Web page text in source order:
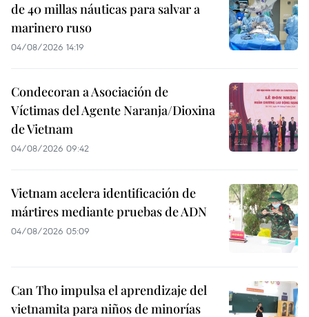
de 40 millas náuticas para salvar a
marinero ruso
04/08/2026 14:19
Condecoran a Asociación de
Víctimas del Agente Naranja/Dioxina
de Vietnam
04/08/2026 09:42
Vietnam acelera identificación de
mártires mediante pruebas de ADN
04/08/2026 05:09
Can Tho impulsa el aprendizaje del
vietnamita para niños de minorías